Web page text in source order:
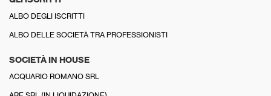
ALBO DEGLI ISCRITTI
ALBO DELLE SOCIETÀ TRA PROFESSIONISTI
SOCIETÀ IN HOUSE
ACQUARIO ROMANO SRL